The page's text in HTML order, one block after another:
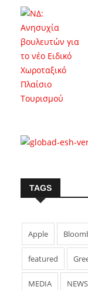
TAGS
Apple
featured
MEDIA